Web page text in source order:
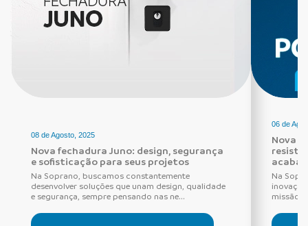
08 de Agosto, 2025
Nova fechadura Juno: design, segurança
e sofisticação para seus projetos
Na Soprano, buscamos constantemente
desenvolver soluções que unam design, qualidade
e segurança, sempre pensando nas ne...
06 de
Nova
Na
missão